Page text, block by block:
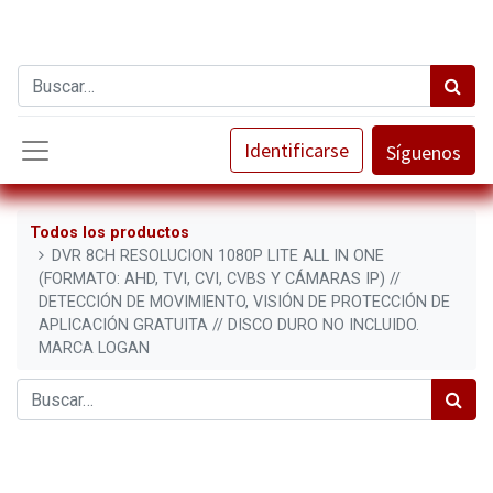
Identificarse Síguenos
Todos los productos
DVR 8CH RESOLUCION 1080P LITE ALL IN ONE
(FORMATO: AHD, TVI, CVI, CVBS Y CÁMARAS IP) //
DETECCIÓN DE MOVIMIENTO, VISIÓN DE PROTECCIÓN DE
APLICACIÓN GRATUITA // DISCO DURO NO INCLUIDO.
MARCA LOGAN